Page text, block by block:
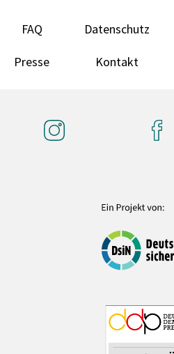
FAQ Datenschutz
Presse Kontakt